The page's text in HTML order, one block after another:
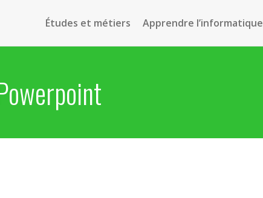
Études et métiers Apprendre l’informatique